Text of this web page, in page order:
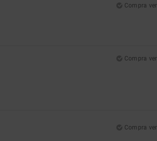
Compra
Compra
Compra